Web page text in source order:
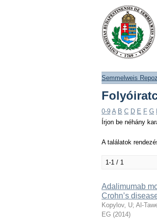
szerint
DSpace/
Semmelweis
0-9 A B C D E F G
Írjon be néhány
A találatok
1-1 / 1
Adalimumab
Crohn’s
Kopylov, U; Al-
EG (2014)